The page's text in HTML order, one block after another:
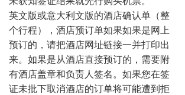
英文版或意大利文版的酒店确认单（整
个行程），酒店预订单如果如果是网上
预订的，请把酒店网址链接一并打印出
来。如果是从酒店直接预订的，需要附
有酒店盖章和负责人签名。如果您在签
证未批下取消酒店的订单将可能遭到拒